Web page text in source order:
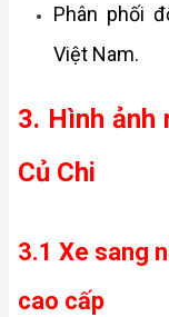
Phân phối
Việt Nam.
3. Hình ảnh
Củ Chi
3.1 Xe sang
cao cấp